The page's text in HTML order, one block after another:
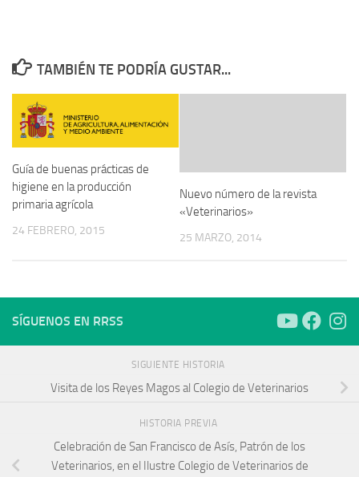
TAMBIÉN TE PODRÍA GUSTAR...
Guía de buenas prácticas de
higiene en la producción
primaria agrícola
24 FEBRERO, 2015
Nuevo número de la revista
«Veterinarios»
25 MARZO, 2014
SÍGUENOS EN RRSS
SIGUIENTE HISTORIA
Visita de los Reyes Magos al Colegio de Veterinarios
HISTORIA PREVIA
Celebración de San Francisco de Asís, Patrón de los
Veterinarios, en el Ilustre Colegio de Veterinarios de